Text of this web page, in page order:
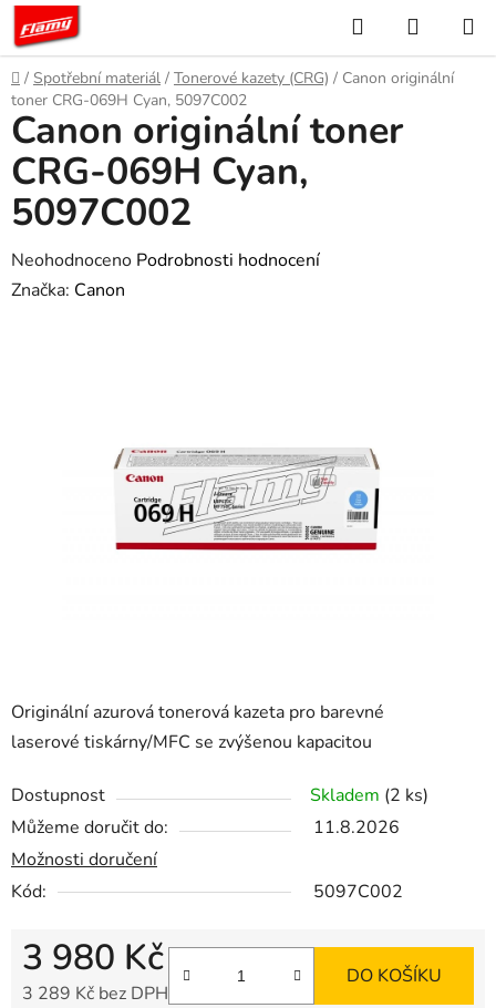
Přejít
obsah
Hledat
KOŠÍK
Domů
/ Spotřební materiál / Tonerové kazety (CRG) / Canon originální
toner CRG-069H Cyan, 5097C002
Originální azurová tonerová kazeta pro barevné
laserové tiskárny/MFC se zvýšenou kapacitou
Dostupnost Skladem (2 ks)
Můžeme doručit do:
11.8.2026
Možnosti doručení
Kód:
5097C002
3 980 Kč
3 289 Kč bez DPH
DO KOŠÍKU
Canon originální toner
CRG-069H Cyan,
5097C002
Průměrné
hodnocení
Neohodnoceno Podrobnosti hodnocení
Značka: Canon